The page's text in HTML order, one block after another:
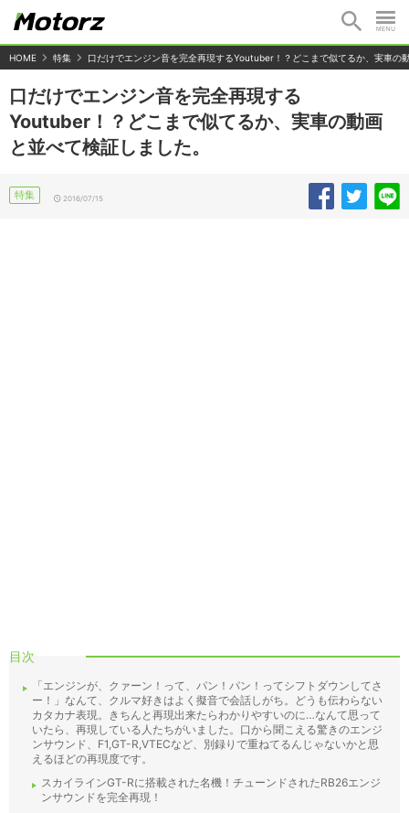
HOME 特集 口だけでエンジン音を完全再現するYoutuber！？どこまで似てるか、実車の
口だけでエンジン音を完全再現する
Youtuber！？どこまで似てるか、実車の動画
と並べて検証しました。
特集 2016/07/15
目次
「エンジンが、クァーン！って、パン！パン！ってシフトダウンしてさ
ー！」なんて、クルマ好きはよく擬音で会話しがち。どうも伝わらない
カタカナ表現。きちんと再現出来たらわかりやすいのに…なんて思って
いたら、再現している人たちがいました。口から聞こえる驚きのエンジ
ンサウンド、F1,GT-R,VTECなど、別録りで重ねてるんじゃないかと思
えるほどの再現度です。
スカイラインGT-Rに搭載された名機！チューンドされたRB26エンジ
ンサウンドを完全再現！